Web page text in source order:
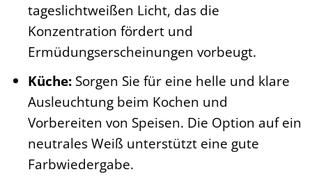
tageslichtweißen Licht, das die
Konzentration fördert und
Ermüdungserscheinungen vorbeugt.
Küche:Sorgen Sie für eine helle und klare
Ausleuchtung beim Kochen und
Vorbereiten von Speisen. Die Option auf ein
neutrales Weiß unterstützt eine gute
Farbwiedergabe.